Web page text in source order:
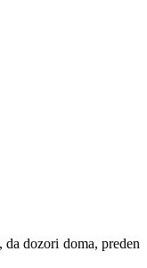
dozori doma, preden